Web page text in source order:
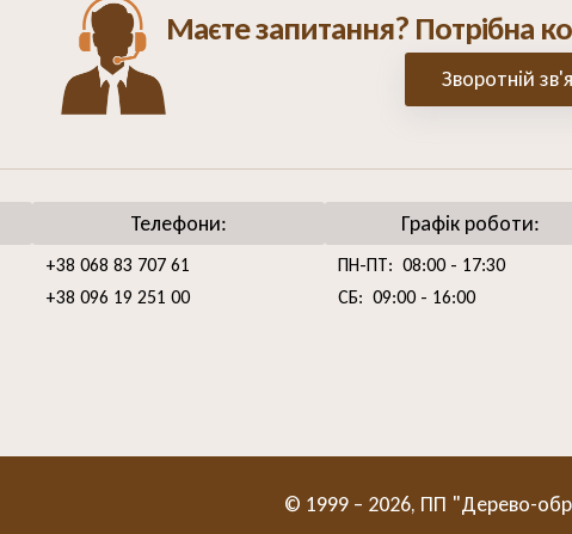
Маєте запитання? Потрібна
Зворотній
Телефони:
+38 068 83 707 61
+38 096 19 251 00
Графік роботи:
ПН-ПТ: 08:00 - 17:30
СБ: 09:00 - 16:00
© 1999 – 2026, ПП "Дерево-